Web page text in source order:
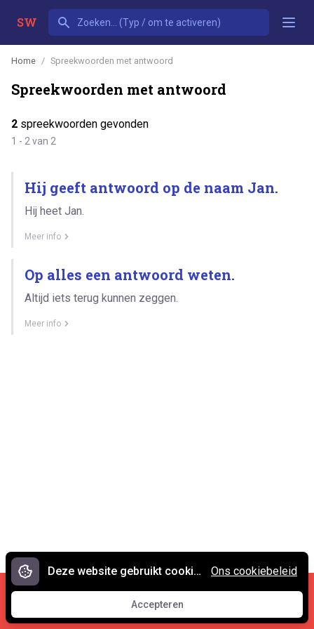
SW
Home Spreekwoorden met antwoord
Spreekwoorden met antwoord
2 spreekwoorden gevonden
1 - 2 van 2
Hij geeft antwoord op de naam Jan.
Hij heet Jan.
Meer info
Op alles een antwoord weten.
Altijd iets terug kunnen zeggen.
Meer info
Cookies en privacy •
Contact
© 2007 - 2026 Spreekwoorden.nl
Deze website gebruikt cookies.
Accepteren
Accepteren
Ons cookiebeleid